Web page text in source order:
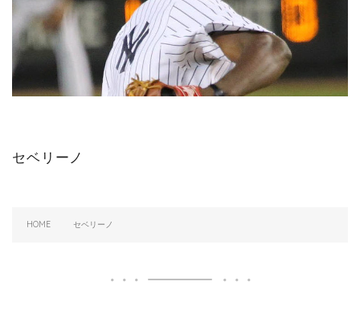
セベリーノ
HOME セベリーノ